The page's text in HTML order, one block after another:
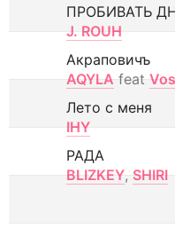
ПРОБИВАТЬ
J. ROUH
Акраповичъ
AQYLA feat
Лето с меня
IHY
РАДА
BLIZKEY, SHIRI